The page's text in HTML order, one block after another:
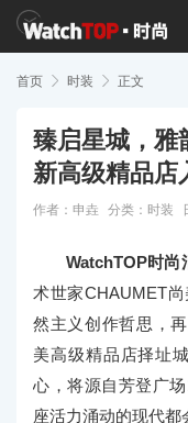
首页  时装  正文
臻启星城，雅
新高级精品店
作者：申垚 分类： 时装
WatchTOP时尚
术世家CHAUMET
然主义创作哲思，
美高级精品店择址
心，将源自芳登广
座活力涌动的现代都